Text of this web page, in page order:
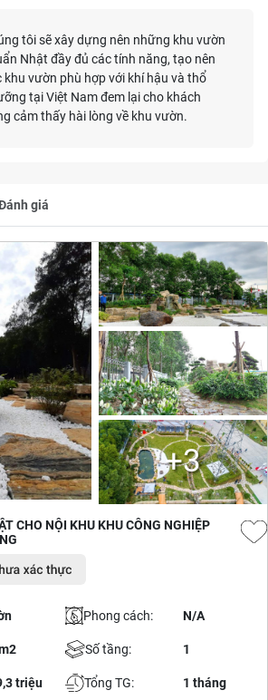
Phòng, Hưng Yên, Thái Bình, Hà Nam, Nam
Định, Ninh Bình, Thanh Hóa, Nghệ An, Hà
Tĩnh, Quảng Bình, Quảng Trị, Thừa Thiên
Huế, Đà Nẵng, Quảng Nam, Quảng Ngãi,
Bình Định, Phú Yên, Khánh Hòa, Ninh
Tre, Trà Vinh, Vĩnh Long, Đồng Tháp, An
Giang, Kiên Giang, Cần Thơ, Hậu Giang,
Sóc Trăng, Bạc Liêu, Cà Mau
tôi sẽ xây dựng nên những khu vườn
Nhật đầy đủ các tính năng, tạo nên
khu vườn phù hợp với khí hậu và thổ
tại Việt Nam đem lại cho khách
cảm thấy hài lòng về khu vườn.
giá
+3
CHO NỘI KHU KHU CÔNG NGHIỆP
Phong cách: N/A
Số tầng: 1
triệu Tổng TG: 1 tháng